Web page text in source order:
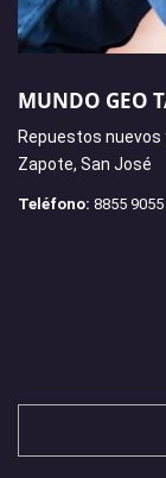
MUNDO GEO
Repuestos nuevos
Zapote, San José
Teléfono: 8855 9055